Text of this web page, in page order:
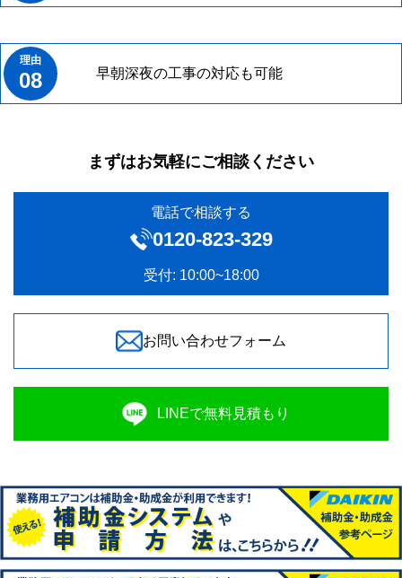
08 早朝深夜の工事の対応も可能
まずはお気軽にご相談ください
電話で相談する
0120‐823-329
受付: 10:00~18:00
お問い合わせフォーム
LINEで無料見積もり